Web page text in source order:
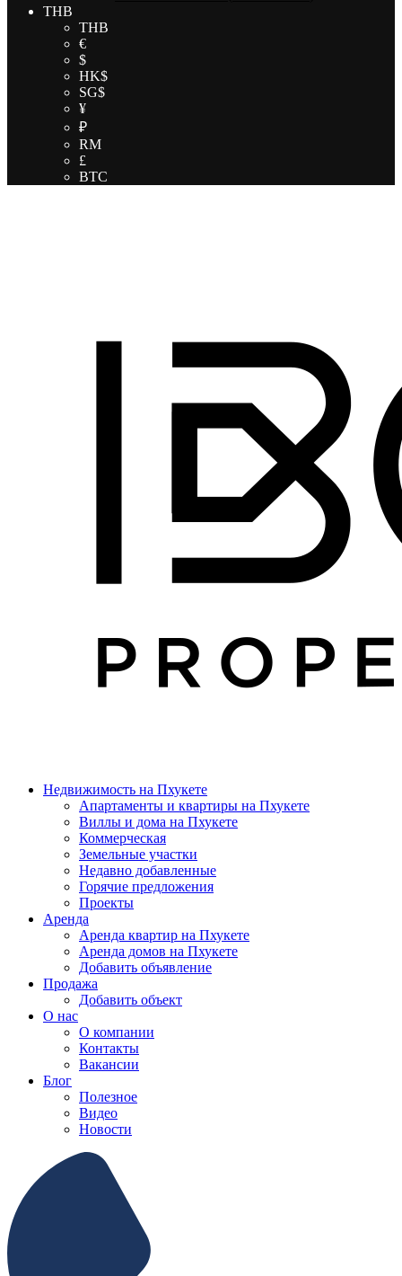
THB
THB
€
$
HK$
SG$
¥
₽
RM
£
BTC
Недвижимость на Пхукете
Апартаменты и квартиры на Пхукете
Виллы и дома на Пхукете
Коммерческая
Земельные участки
Недавно добавленные
Горячие предложения
Проекты
Аренда
Аренда квартир на Пхукете
Аренда домов на Пхукете
Добавить объявление
Продажа
Добавить объект
О нас
О компании
Контакты
Вакансии
Блог
Полезное
Видео
Новости